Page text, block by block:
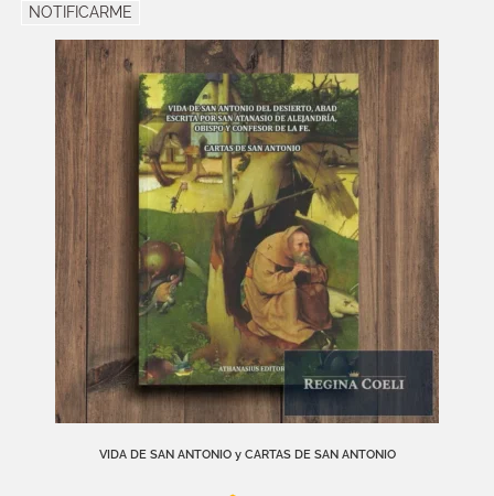
NOTIFICARME
VIDA DE SAN ANTONIO y CARTAS DE SAN ANTONIO